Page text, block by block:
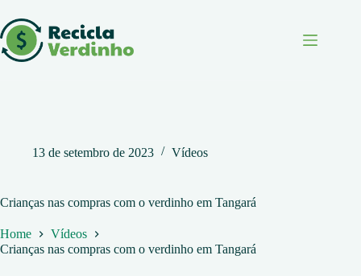
para
o
conteúdo
13 de setembro de 2023 Vídeos
Crianças nas compras com o verdinho em Tangará
Home
Vídeos
Crianças nas compras com o verdinho em Tangará